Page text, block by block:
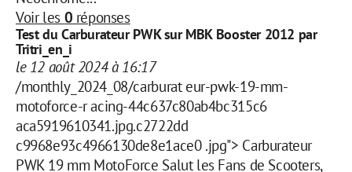
Voir les 0 réponses
Test du Carburateur PWK sur MBK Booster 2012 par
Tritri_en_i
le 12 août 2024 à 16:17
/monthly_2024_08/carburat eur-pwk-19-mm-
motoforce-r acing-44c637c80ab4bc315c6
aca5919610341.jpg.c2722dd
c9968e93c4966130de8e1ace0 .jpg"> Carburateur
PWK 19 mm MotoForce Salut les Fans de Scooters,